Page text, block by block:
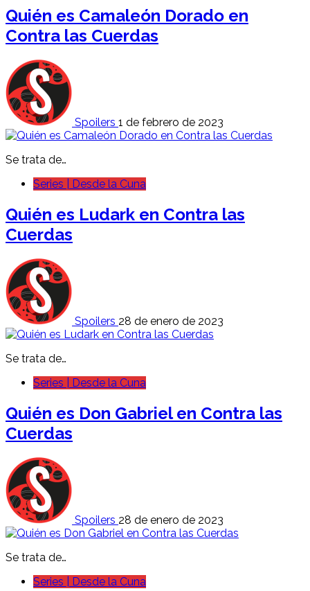
Quién es Camaleón Dorado en
Contra las Cuerdas
Spoilers 1 de febrero de 2023
Se trata de…
Series | Desde la Cuna
Quién es Ludark en Contra las
Cuerdas
Spoilers 28 de enero de 2023
Se trata de…
Series | Desde la Cuna
Quién es Don Gabrielen Contra las
Cuerdas
Spoilers 28 de enero de 2023
Se trata de…
Series | Desde la Cuna